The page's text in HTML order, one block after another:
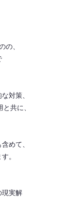
の、
対策、
共に、
めて、
。
現実解